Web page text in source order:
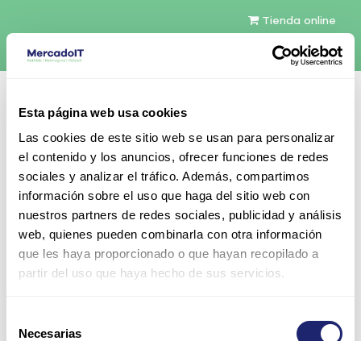
Esta página web usa cookies
Las cookies de este sitio web se usan para personalizar
el contenido y los anuncios, ofrecer funciones de redes
sociales y analizar el tráfico. Además, compartimos
información sobre el uso que haga del sitio web con
nuestros partners de redes sociales, publicidad y análisis
web, quienes pueden combinarla con otra información
que les haya proporcionado o que hayan recopilado a
partir del uso que haya hecho de sus servicios.
Necesarias
Tienda online
Español
Contáctenos
Todos los productos
Aruba AP-115 Wireless Access Point, 802.11n, 3x3:3,
dual radio, integrated antennas